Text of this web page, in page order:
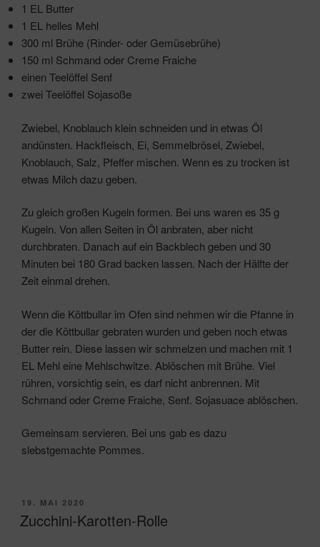
1 EL Butter
1 EL helles Mehl
300 ml Brühe (Rinder- oder Gemüsebrühe)
150 ml Schmand oder Creme Fraiche
einen Teelöffel Senf
zwei Teelöffel Sojasoße
Zwiebel, Knoblauch klein schneiden und in etwas Öl
andünsten. Hackfleisch, Ei, Semmelbrösel, Zwiebel,
Knoblauch, Salz, Pfeffer mischen. Wenn es zu trocken ist
etwas Milch dazu geben.
Zu gleich großen Kugeln formen. Bei uns waren es 35 g
Kugeln. Von allen Seiten in Öl anbraten, aber nicht
durchbraten. Danach auf ein Backblech geben und 30
Minuten bei 180 Grad backen lassen. Nach der Hälfte der
Zeit einmal drehen.
Wenn die Köttbullar im Ofen sind nehmen wir die Pfanne in
der die Köttbullar gebraten wurden und geben noch etwas
Butter rein. Diese lassen wir schmelzen und machen mit 1
EL Mehl eine Mehlschwitze. Ablöschen mit Brühe. Viel
rühren, vorsichtig sein, es darf nicht anbrennen. Mit
Schmand oder Creme Fraiche, Senf. Sojasuace ablöschen.
Gemeinsam servieren. Bei uns gab es dazu
slebstgemachte Pommes.
VERÖFFENTLICHT
AM
19. MAI 2020
Zucchini-Karotten-Rolle